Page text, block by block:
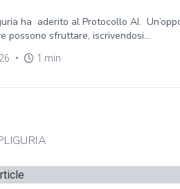
ha aderito al Protocollo AI.
possono sfruttare, iscrivendosi...
• 1 min